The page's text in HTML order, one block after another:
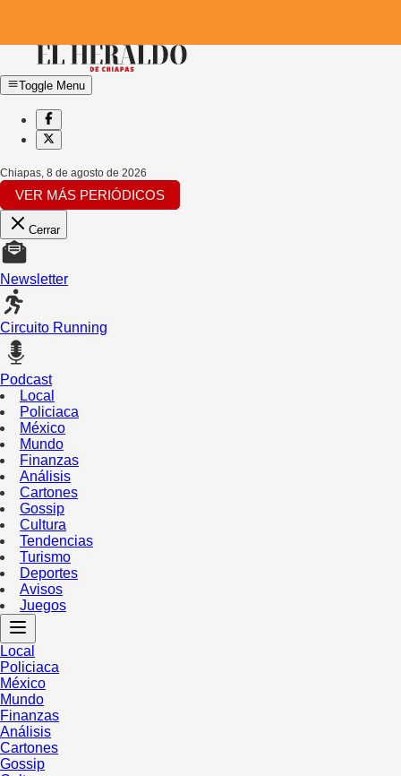
Toggle Menu
Chiapas, 8 de agosto de 2026
VER MÁS PERIÓDICOS
Cerrar
Newsletter
Circuito Running
Podcast
Local
Policiaca
México
Mundo
Finanzas
Análisis
Cartones
Gossip
Cultura
Tendencias
Turismo
Deportes
Avisos
Juegos
Local
Policiaca
México
Mundo
Finanzas
Análisis
Cartones
Gossip